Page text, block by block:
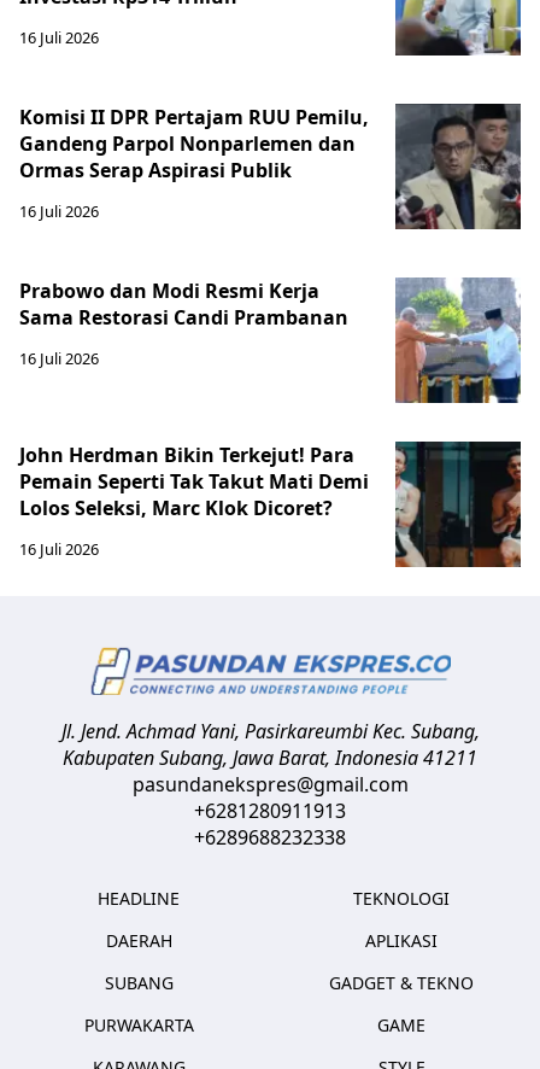
16 Juli 2026
Komisi II DPR Pertajam RUU Pemilu,
Gandeng Parpol Nonparlemen dan
Ormas Serap Aspirasi Publik
16 Juli 2026
Prabowo dan Modi Resmi Kerja
Sama Restorasi Candi Prambanan
16 Juli 2026
John Herdman Bikin Terkejut! Para
Pemain Seperti Tak Takut Mati Demi
Lolos Seleksi, Marc Klok Dicoret?
16 Juli 2026
Jl. Jend. Achmad Yani, Pasirkareumbi Kec. Subang,
Kabupaten Subang, Jawa Barat,Indonesia41211
pasundanekspres@gmail.com
+6281280911913
+6289688232338
HEADLINE
DAERAH
SUBANG
PURWAKARTA
TEKNOLOGI
APLIKASI
GADGET & TEKNO
GAME